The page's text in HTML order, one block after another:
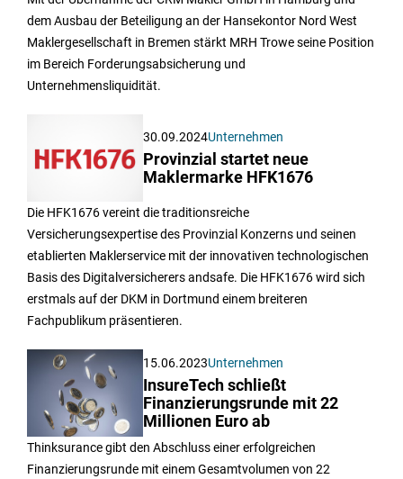
dem Ausbau der Beteiligung an der Hansekontor Nord West
Maklergesellschaft in Bremen stärkt MRH Trowe seine Position
im Bereich Forderungsabsicherung und
Unternehmensliquidität.
30.09.2024Unternehmen
Provinzial startet neue
Maklermarke HFK1676
Die HFK1676 vereint die traditionsreiche
Versicherungsexpertise des Provinzial Konzerns und seinen
etablierten Maklerservice mit der innovativen technologischen
Basis des Digitalversicherers andsafe. Die HFK1676 wird sich
erstmals auf der DKM in Dortmund einem breiteren
Fachpublikum präsentieren.
15.06.2023Unternehmen
InsureTech schließt
Finanzierungsrunde mit 22
Millionen Euro ab
Thinksurance gibt den Abschluss einer erfolgreichen
Finanzierungsrunde mit einem Gesamtvolumen von 22